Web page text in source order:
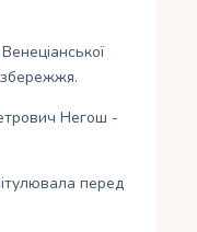
Негош -
перед